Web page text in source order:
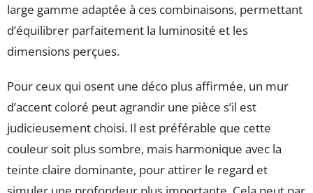
large gamme adaptée à ces combinaisons, permettant
d’équilibrer parfaitement la luminosité et les
dimensions perçues.
Pour ceux qui osent une déco plus affirmée, un mur
d’accent coloré peut agrandir une pièce s’il est
judicieusement choisi. Il est préférable que cette
couleur soit plus sombre, mais harmonique avec la
teinte claire dominante, pour attirer le regard et